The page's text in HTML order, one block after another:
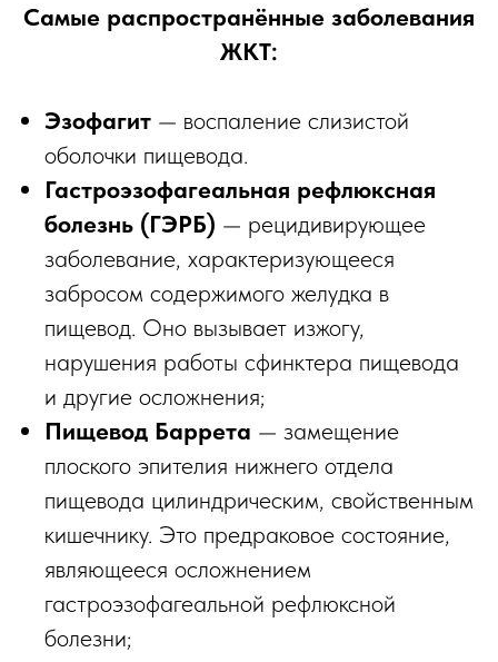
Самые распространённые заболевания
ЖКТ:
Эзофагит — воспаление слизистой
оболочки пищевода.
Гастроэзофагеальная рефлюксная
болезнь (ГЭРБ) — рецидивирующее
заболевание, характеризующееся
забросом содержимого желудка в
пищевод. Оно вызывает изжогу,
нарушения работы сфинктера пищевода
и другие осложнения;
Пищевод Баррета — замещение
плоского эпителия нижнего отдела
пищевода цилиндрическим, свойственным
кишечнику. Это предраковое состояние,
являющееся осложнением
гастроэзофагеальной рефлюксной
болезни;